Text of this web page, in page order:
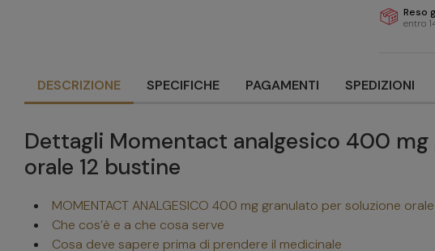
Reso
entro
DESCRIZIONE SPECIFICHE PAGAMENTI SPEDIZIONI
Dettagli Momentact analgesico 400
orale 12 bustine
MOMENTACT ANALGESICO 400 mg granulato per soluzione orale
Che cos’è e a che cosa serve
Cosa deve sapere prima di prendere il medicinale